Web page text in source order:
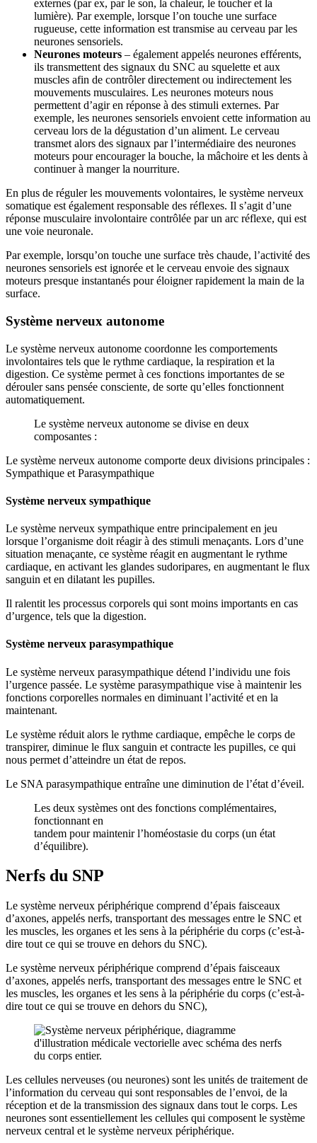
externes (par ex, par le son, la chaleur, le toucher et la
lumière). Par exemple, lorsque l’on touche une surface
rugueuse, cette information est transmise au cerveau par les
neurones sensoriels.
Neurones moteurs – également appelés neurones efférents,
ils transmettent des signaux du SNC au squelette et aux
muscles afin de contrôler directement ou indirectement les
mouvements musculaires. Les neurones moteurs nous
permettent d’agir en réponse à des stimuli externes. Par
exemple, les neurones sensoriels envoient cette information au
cerveau lors de la dégustation d’un aliment. Le cerveau
transmet alors des signaux par l’intermédiaire des neurones
moteurs pour encourager la bouche, la mâchoire et les dents à
continuer à manger la nourriture.
En plus de réguler les mouvements volontaires, le système nerveux
somatique est également responsable des réflexes. Il s’agit d’une
réponse musculaire involontaire contrôlée par un arc réflexe, qui est
une voie neuronale.
Par exemple, lorsqu’on touche une surface très chaude, l’activité des
neurones sensoriels est ignorée et le cerveau envoie des signaux
moteurs presque instantanés pour éloigner rapidement la main de la
surface.
Système nerveux autonome
Le système nerveux autonome coordonne les comportements
involontaires tels que le rythme cardiaque, la respiration et la
digestion. Ce système permet à ces fonctions importantes de se
dérouler sans pensée consciente, de sorte qu’elles fonctionnent
automatiquement.
Le système nerveux autonome se divise en deux
composantes :
Le système nerveux autonome comporte deux divisions principales :
Sympathique et Parasympathique
Système nerveux sympathique
Le système nerveux sympathique entre principalement en jeu
lorsque l’organisme doit réagir à des stimuli menaçants. Lors d’une
situation menaçante, ce système réagit en augmentant le rythme
cardiaque, en activant les glandes sudoripares, en augmentant le flux
sanguin et en dilatant les pupilles.
Il ralentit les processus corporels qui sont moins importants en cas
d’urgence, tels que la digestion.
Système nerveux parasympathique
Le système nerveux parasympathique détend l’individu une fois
l’urgence passée. Le système parasympathique vise à maintenir les
fonctions corporelles normales en diminuant l’activité et en la
maintenant.
Le système réduit alors le rythme cardiaque, empêche le corps de
transpirer, diminue le flux sanguin et contracte les pupilles, ce qui
nous permet d’atteindre un état de repos.
Le SNA parasympathique entraîne une diminution de l’état d’éveil.
Les deux systèmes ont des fonctions complémentaires,
fonctionnant en
tandem pour maintenir l’homéostasie du corps (un état
d’équilibre).
Nerfs du SNP
Le système nerveux périphérique comprend d’épais faisceaux
d’axones, appelés nerfs, transportant des messages entre le SNC et
les muscles, les organes et les sens à la périphérie du corps (c’est-à-
dire tout ce qui se trouve en dehors du SNC).
Le système nerveux périphérique comprend d’épais faisceaux
d’axones, appelés nerfs, transportant des messages entre le SNC et
les muscles, les organes et les sens à la périphérie du corps (c’est-à-
dire tout ce qui se trouve en dehors du SNC),
Les cellules nerveuses (ou neurones) sont les unités de traitement de
l’information du cerveau qui sont responsables de l’envoi, de la
réception et de la transmission des signaux dans tout le corps. Les
neurones sont essentiellement les cellules qui composent le système
nerveux central et le système nerveux périphérique.